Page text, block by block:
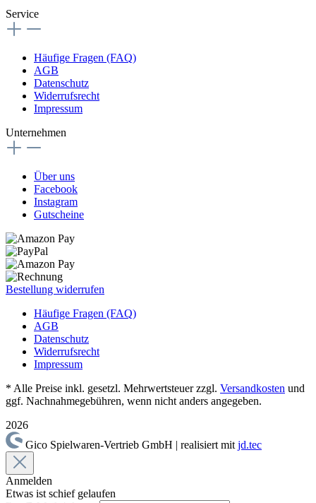
Service
Häufige Fragen (FAQ)
AGB
Datenschutz
Widerrufsrecht
Impressum
Unternehmen
Über uns
Facebook
Instagram
Gutscheine
Bestellung widerrufen
Häufige Fragen (FAQ)
AGB
Datenschutz
Widerrufsrecht
Impressum
* Alle Preise inkl. gesetzl. Mehrwertsteuer zzgl. Versandkosten und
ggf. Nachnahmegebühren, wenn nicht anders angegeben.
2026
Gico Spielwaren-Vertrieb GmbH | realisiert mit jd.tec
Anmelden
Etwas ist schief gelaufen